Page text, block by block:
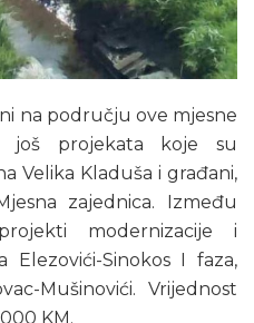
na području ove mjesne
još projekata koje su
Velika Kladuša i građani,
zajednica. Između
modernizacije i
Elezovići-Sinokos I faza,
Mušinovići. Vrijednost
KM.